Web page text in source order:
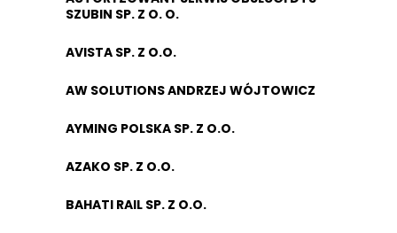
SZUBIN SP. Z O. O.
AVISTA SP. Z O.O.
AW SOLUTIONS ANDRZEJ WÓJTOWICZ
AYMING POLSKA SP. Z O.O.
AZAKO SP. Z O.O.
BAHATI RAIL SP. Z O.O.